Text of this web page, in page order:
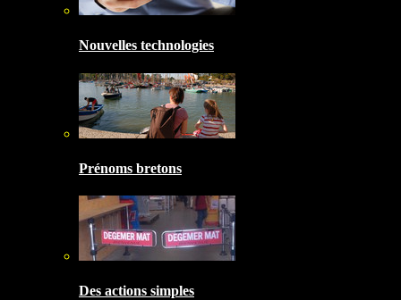
Nouvelles technologies
Prénoms bretons
Des actions simples